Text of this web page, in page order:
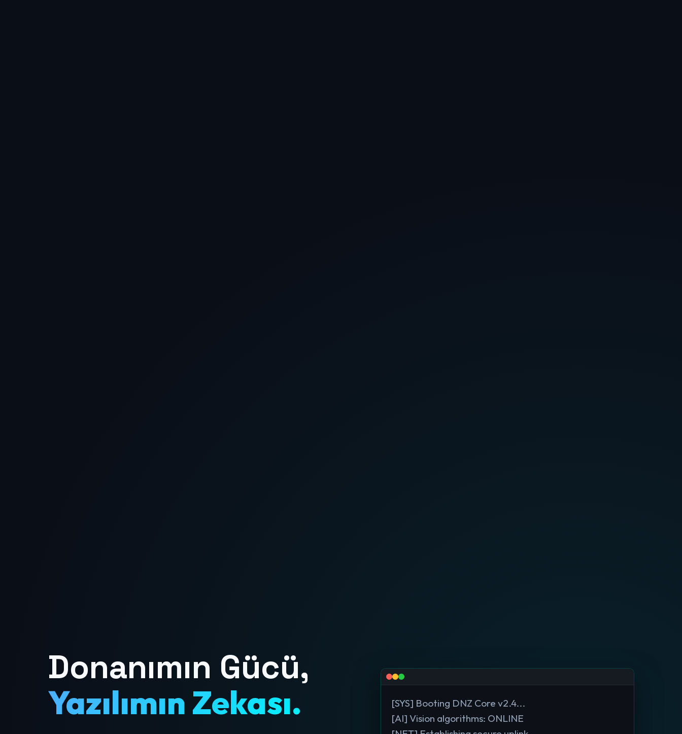
Donanımın Gücü,
Yazılımın Zekası.
[SYS] Booting DNZ Core v2.4...
[AI] Vision algorithms: ONLINE
[NET] Establishing secure uplink...